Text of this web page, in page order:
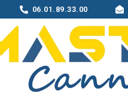
06.01.89.33.00